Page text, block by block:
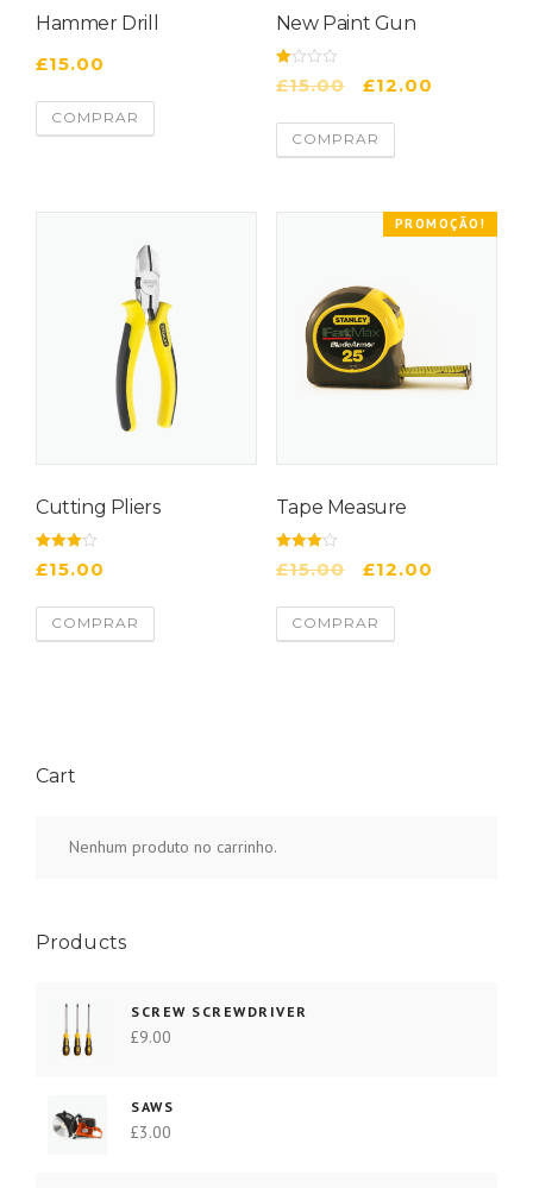
Hammer Drill
£15.00
COMPRAR
New Paint Gun
2
de 5
£15.00 £12.00
COMPRAR
Cutting Pliers
4
de 5
£15.00
COMPRAR
PROMOÇÃO!
Tape Measure
4
de 5
£15.00 £12.00
COMPRAR
Cart
Nenhum produto no carrinho.
Products
SCREW SCREWDRIVER
£9.00
SAWS
£3.00